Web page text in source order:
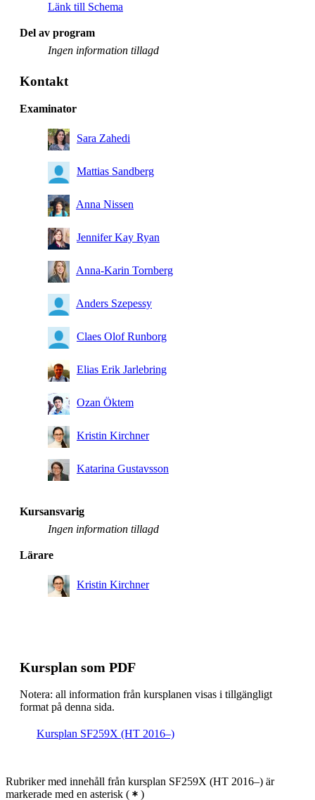
Länk till Schema
Del av program
Ingen information tillagd
Kontakt
Examinator
Sara Zahedi
Mattias Sandberg
Anna Nissen
Jennifer Kay Ryan
Anna-Karin Tornberg
Anders Szepessy
Claes Olof Runborg
Elias Erik Jarlebring
Ozan Öktem
Kristin Kirchner
Katarina Gustavsson
Kursansvarig
Ingen information tillagd
Lärare
Kristin Kirchner
Kursplan som PDF
Notera: all information från kursplanen visas i tillgängligt
format på denna sida.
Kursplan SF259X (HT 2016–)
Rubriker med innehåll från kursplan SF259X (HT 2016–) är
markerade med en asterisk ( )